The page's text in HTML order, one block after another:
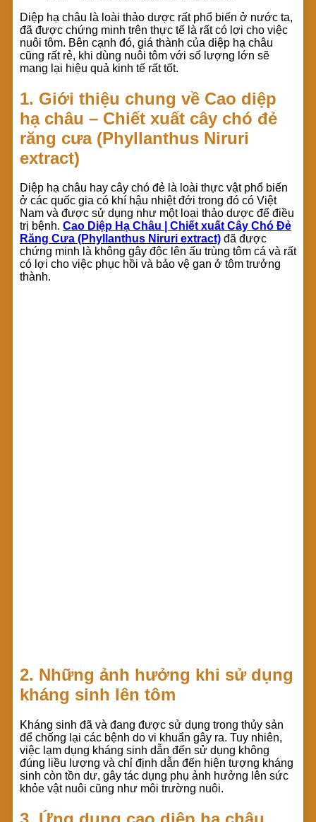
Diệp hạ châu là loài thảo dược rất phổ biến ở nước ta,
đã được chứng minh trên thực tế là rất có lợi cho việc
nuôi tôm. Bên cạnh đó, giá thành của diệp hạ châu
cũng rất rẻ, khi dùng nuôi tôm với số lượng lớn sẽ
mang lại hiệu quả kinh tế rất tốt.
1. Giới thiệu chung về Cao diệp
hạ châu – Chiết xuất cây chó đẻ
răng cưa (Phyllanthus Niruri
extract)
Diệp hạ châu hay cây chó đẻ là loài thực vật phổ biến
ở các quốc gia có khí hậu nhiệt đới trong đó có Việt
Nam và được sử dụng như một loại thảo dược để điều
trị bệnh. Cao Diệp Hạ Châu | Chiết xuất Cây Chó Đẻ
Răng Cưa (Phyllanthus Niruri extract) đã được
chứng minh là không gây độc lên ấu trùng tôm cá và rất
có lợi cho việc phục hồi và bảo vệ gan ở tôm trưởng
thành.
2. Những ảnh hưởng khi sử dụng
kháng sinh lên tôm
Kháng sinh đã và đang được sử dụng trong thủy sản
để chống lại các bệnh do vi khuẩn gây ra. Tuy nhiên,
việc lạm dụng kháng sinh dẫn đến sử dụng không
đúng liều lượng và chỉ định dẫn đến hiện tượng kháng
sinh còn tồn dư, gây tác dụng phụ ảnh hưởng lên sức
khỏe vật nuôi cũng như môi trường nuôi.